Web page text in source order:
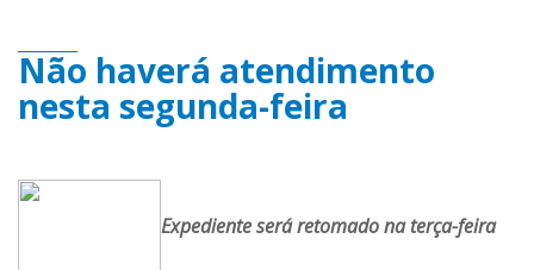
Não haverá atendimento
nesta segunda-feira
Expediente será retomado na terça-feira